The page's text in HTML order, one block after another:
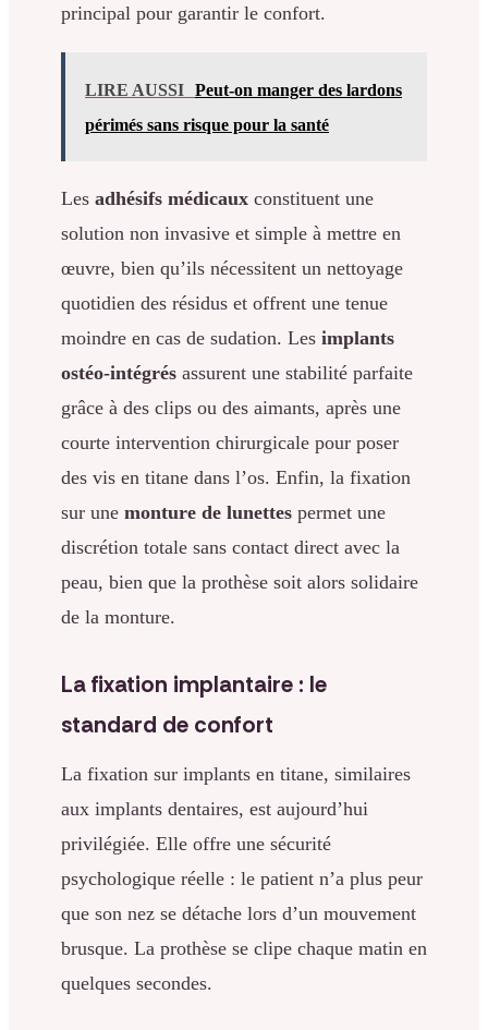
principal pour garantir le confort.
LIRE AUSSI Peut-on manger des lardons
périmés sans risque pour la santé
Les adhésifs médicaux constituent une
solution non invasive et simple à mettre en
œuvre, bien qu’ils nécessitent un nettoyage
quotidien des résidus et offrent une tenue
moindre en cas de sudation. Les implants
ostéo-intégrés assurent une stabilité parfaite
grâce à des clips ou des aimants, après une
courte intervention chirurgicale pour poser
des vis en titane dans l’os. Enfin, la fixation
sur une monture de lunettes permet une
discrétion totale sans contact direct avec la
peau, bien que la prothèse soit alors solidaire
de la monture.
La fixation implantaire : le
standard de confort
La fixation sur implants en titane, similaires
aux implants dentaires, est aujourd’hui
privilégiée. Elle offre une sécurité
psychologique réelle : le patient n’a plus peur
que son nez se détache lors d’un mouvement
brusque. La prothèse se clipe chaque matin en
quelques secondes.